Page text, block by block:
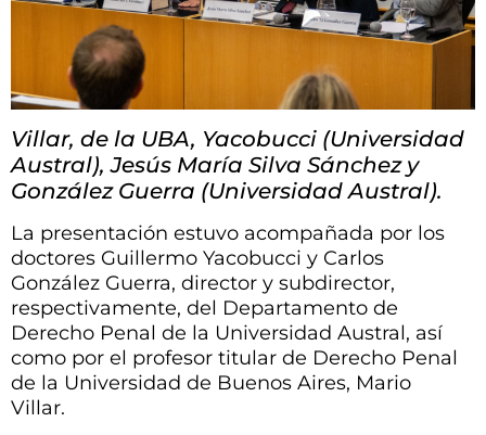
Villar, de la UBA, Yacobucci (Universidad
Austral), Jesús María Silva Sánchez y
González Guerra (Universidad Austral).
La presentación estuvo acompañada por los
doctores Guillermo Yacobucci y Carlos
González Guerra, director y subdirector,
respectivamente, del Departamento de
Derecho Penal de la Universidad Austral, así
como por el profesor titular de Derecho Penal
de la Universidad de Buenos Aires, Mario
Villar.